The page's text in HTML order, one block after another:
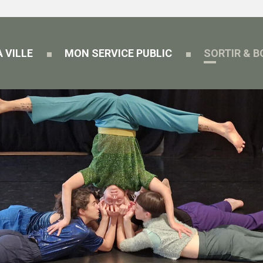
VILLE MON SERVICE PUBLIC SORTIR &